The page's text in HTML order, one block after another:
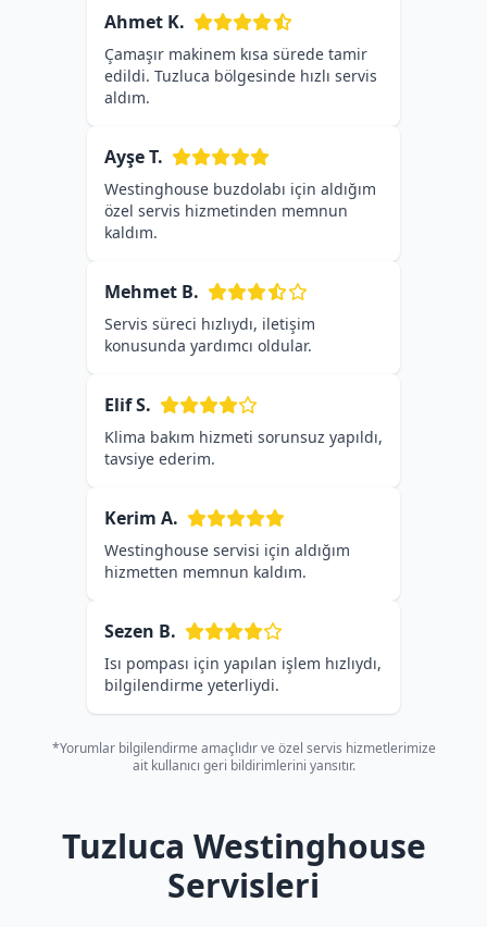
Ahmet K.
Çamaşır makinem kısa sürede tamir
edildi. Tuzluca bölgesinde hızlı servis
aldım.
Ayşe T.
Westinghouse buzdolabı için aldığım
özel servis hizmetinden memnun
kaldım.
Mehmet B.
Servis süreci hızlıydı, iletişim
konusunda yardımcı oldular.
Elif S.
Klima bakım hizmeti sorunsuz yapıldı,
tavsiye ederim.
Kerim A.
Westinghouse servisi için aldığım
hizmetten memnun kaldım.
Sezen B.
Isı pompası için yapılan işlem hızlıydı,
bilgilendirme yeterliydi.
*Yorumlar bilgilendirme amaçlıdır ve özel servis hizmetlerimize
ait kullanıcı geri bildirimlerini yansıtır.
Tuzluca Westinghouse
Servisleri